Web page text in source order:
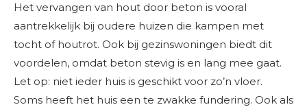
Het vervangen van hout door beton is vooral
aantrekkelijk bij oudere huizen die kampen met
tocht of houtrot. Ook bij gezinswoningen biedt dit
voordelen, omdat beton stevig is en lang mee gaat.
Let op: niet ieder huis is geschikt voor zo’n vloer.
Soms heeft het huis een te zwakke fundering. Ook als